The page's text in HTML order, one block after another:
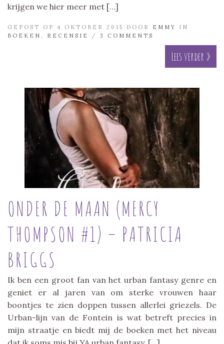
krijgen we hier meer met […]
GEPOST OP 4 OKTOBER 2015 DOOR EMMY
IN
BOEKEN
RECENSIE / 3 COMMENTS
Lees verder »
ONDER DE MAAN (MERCY
THOMPSON #1) – PATRICIA
BRIGGS
Ik ben een groot fan van het urban fantasy genre en
geniet er al jaren van om sterke vrouwen haar
boontjes te zien doppen tussen allerlei griezels. De
Urban-lijn van de Fontein is wat betreft precies in
mijn straatje en biedt mij de boeken met het niveau